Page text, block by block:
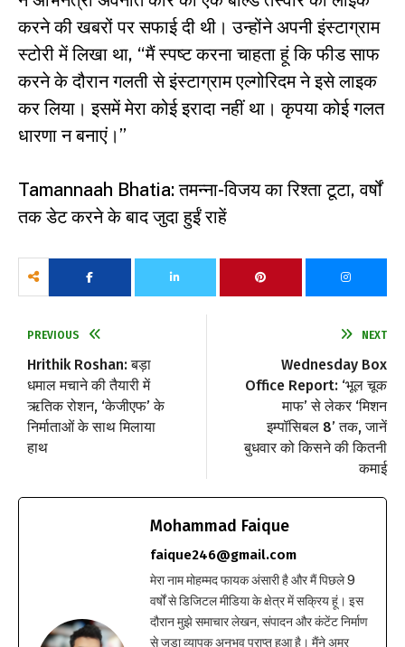
करने की खबरों पर सफाई दी थी। उन्होंने अपनी इंस्टाग्राम
स्टोरी में लिखा था, “मैं स्पष्ट करना चाहता हूं कि फीड साफ
करने के दौरान गलती से इंस्टाग्राम एल्गोरिदम ने इसे लाइक
कर लिया। इसमें मेरा कोई इरादा नहीं था। कृपया कोई गलत
धारणा न बनाएं।”
Tamannaah Bhatia: तमन्ना-विजय का रिश्ता टूटा, वर्षों
तक डेट करने के बाद जुदा हुईं राहें
PREVIOUS
Hrithik Roshan: बड़ा
धमाल मचाने की तैयारी में
ऋतिक रोशन, ‘केजीएफ’ के
निर्माताओं के साथ मिलाया
हाथ
NEXT
Wednesday Box
Office Report: ‘भूल चूक
माफ’ से लेकर ‘मिशन
इम्पॉसिबल 8’ तक, जानें
बुधवार को किसने की कितनी
कमाई
Mohammad Faique
faique246@gmail.com
मेरा नाम मोहम्मद फायक अंसारी है और मैं पिछले 9
वर्षों से डिजिटल मीडिया के क्षेत्र में सक्रिय हूं। इस
दौरान मुझे समाचार लेखन, संपादन और कंटेंट निर्माण
से जुड़ा व्यापक अनुभव प्राप्त हुआ है। मैंने अमर